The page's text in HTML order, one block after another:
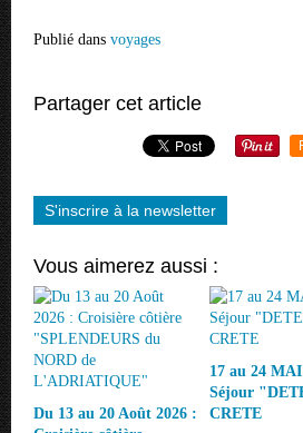
Publié dans voyages
Partager cet article
S'inscrire à la newsletter
Vous aimerez aussi :
Du 13 au 20 Août 2026 :
17 au 24
Séjour
CRETE